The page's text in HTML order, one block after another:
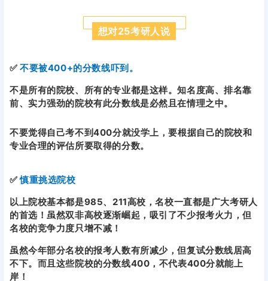
想对25考研人说
✅不要被400+的分数线吓到。
不是所有的院校、所有的专业都是这样。知名度高、排名靠
前、实力强劲的院校有此分数线是必然且在情理之中。
不要觉得自己考不到400分就没学上，要根据自己的院校和
专业合理的评估所要取得的分数。
✅慎重挑选院校
以上院校基本都是985、211高校，名校一直都是广大考研人
的首选！虽然双非高校逐渐崛起，吸引了不少报考火力，但
名校的竞争力度只增不减！
虽然今年部分名校的报考人数有所减少，但复试分数线居高
不下。而且这些院校的分数线400，不代表400分就能上
岸！